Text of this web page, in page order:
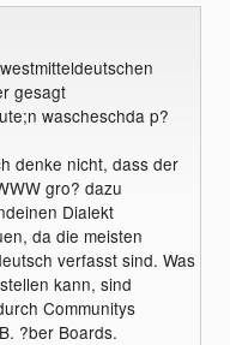
gesagt
wascheschda p?
denke nicht, dass der
gro? dazu
Dialekt
da die meisten
verfasst sind. Was
kann, sind
Communitys
?ber Boards.